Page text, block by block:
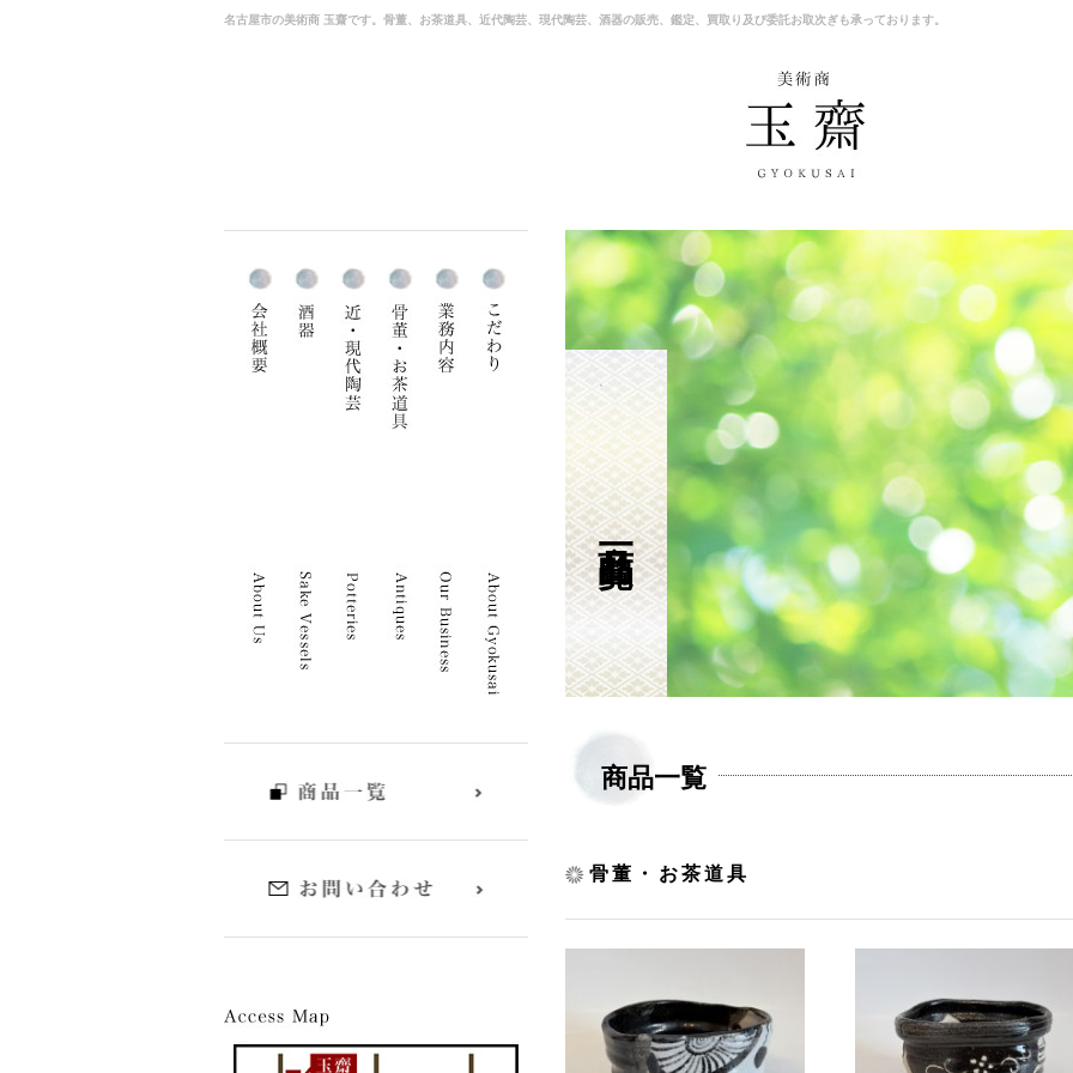
名古屋市の美術商 玉齋です。骨董、お茶道具、近代陶芸、現代陶芸、酒器の販売、鑑定、買取り及び委託お取次ぎも承っております。
商品一覧
商品一覧
骨董・お茶道具